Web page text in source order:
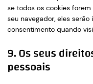
se todos os cookies
seu navegador, eles
consentimento quando
9. Os seus
pessoais